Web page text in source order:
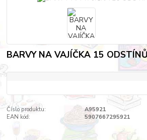
BARVY NA VAJÍČKA 15
Číslo produktu:
A95921
EAN kód:
5907667295921